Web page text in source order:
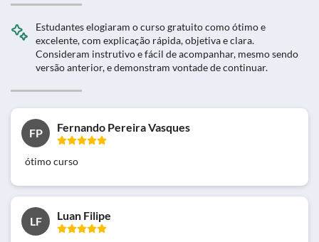
Estudantes elogiaram o curso gratuito como ótimo e
excelente, com explicação rápida, objetiva e clara.
Consideram instrutivo e fácil de acompanhar, mesmo sendo
versão anterior, e demonstram vontade de continuar.
FP Fernando Pereira Vasques
ótimo curso
LF Luan Filipe